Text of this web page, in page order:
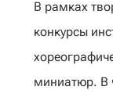
В рамках
конкурсы
миниатюр. В